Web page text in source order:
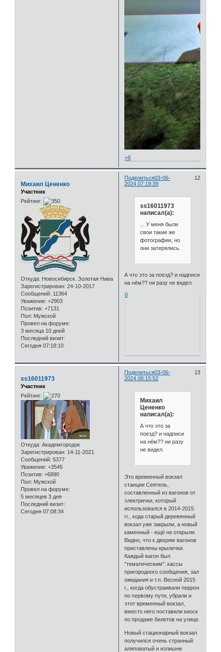
+6
Поделиться 12
03-06-
2024 07:19:39
Михаил Цененко
Участник
Рейтинг:
Откуда: Новосибирск. Золотая Нива
Зарегистрирован: 24-10-2017
Сообщений: 11364
Уважение: +2903
Позитив: +7131
Пол: Мужской
Провел на форуме:
3 месяца 10 дней
Последний визит:
Сегодня 07:18:10
ss16011973
написал(а):
... У меня были
свои такие же
фотографии, но
они затерялись.
А что это за поезд? и надписи
на нём?? ни разу не видел.
0
Поделиться 13
03-06-
2024 08:15:52
ss16011973
Участник
Рейтинг:
Откуда: Академгородок
Зарегистрирован: 14-11-2021
Сообщений: 5377
Уважение: +3545
Позитив: +6890
Пол: Мужской
Провел на форуме:
5 месяцев 3 дня
Последний визит:
Сегодня 07:08:34
Михаил
Цененко
написал(а):
А что это за
поезд? и надписи
на нём?? ни разу
не видел.
Это временный вокзал
станции Сеятель,
составленный из вагонов от
электрички, который
использовался в 2014-2015
гг., кода старый деревянный
вокзал уже закрыли, а новый
каменный - ещё не открыли.
Видно, что к дверям вагонов
приставлены крылечки.
Каждый вагон был
"тематическим": кассы
пригородного сообщения, зал
ожидания и т.п. Весной 2015
г., когда обустраивали перрон
по первому пути, убрали и
этот временный вокзал,
вместо него поставили киоск
по продаже билетов на улице.
Новый стационарный вокзал
получился очень странный:
аляповатый и излишне